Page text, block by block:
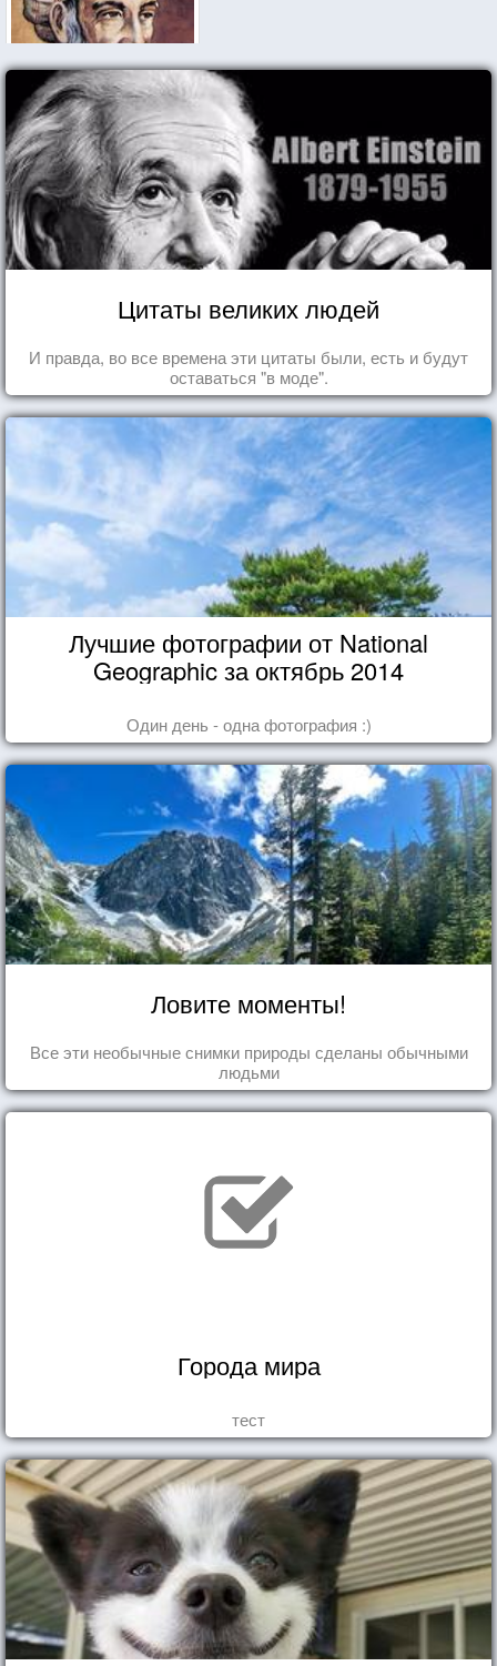
Цитаты великих людей
И правда, во все времена эти цитаты были, есть и будут
оставаться "в моде".
Лучшие фотографии от National
Geographic за октябрь 2014
Один день - одна фотография :)
Ловите моменты!
Все эти необычные снимки природы сделаны обычными
людьми
Города мира
тест